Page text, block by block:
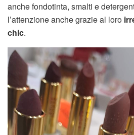
anche fondotinta, smalti e
l’attenzione anche grazie al loro
chic.